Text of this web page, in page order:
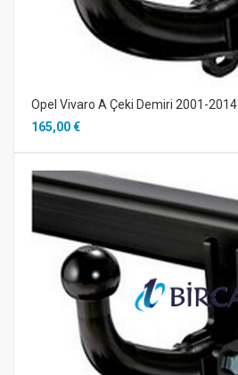
Opel Vivaro A Çeki Demiri 2001-2014
165,00 €